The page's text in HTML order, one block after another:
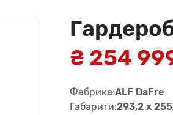
₴ 254
Фабрика:ALF DaFre
Габарити:293,2 x